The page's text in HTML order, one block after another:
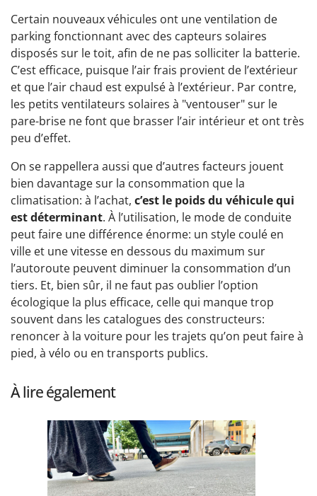
Certain nouveaux véhicules ont une ventilation de
parking fonctionnant avec des capteurs solaires
disposés sur le toit, afin de ne pas solliciter la batterie.
C’est efficace, puisque l’air frais provient de l’extérieur
et que l’air chaud est expulsé à l’extérieur. Par contre,
les petits ventilateurs solaires à "ventouser" sur le
pare-brise ne font que brasser l’air intérieur et ont très
peu d’effet.
On se rappellera aussi que d’autres facteurs jouent
bien davantage sur la consommation que la
climatisation: à l’achat, c’est le poids du véhicule qui
est déterminant. À l’utilisation, le mode de conduite
peut faire une différence énorme: un style coulé en
ville et une vitesse en dessous du maximum sur
l’autoroute peuvent diminuer la consommation d’un
tiers. Et, bien sûr, il ne faut pas oublier l’option
écologique la plus efficace, celle qui manque trop
souvent dans les catalogues des constructeurs:
renoncer à la voiture pour les trajets qu’on peut faire à
pied, à vélo ou en transports publics.
À lire également